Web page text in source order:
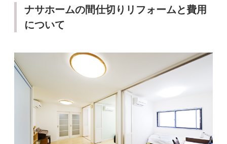
ナサホームの間仕切りリフォームと費用
について